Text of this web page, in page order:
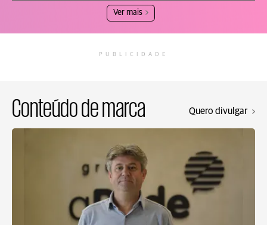
Ver mais
PUBLICIDADE
Conteúdo de marca Quero divulgar